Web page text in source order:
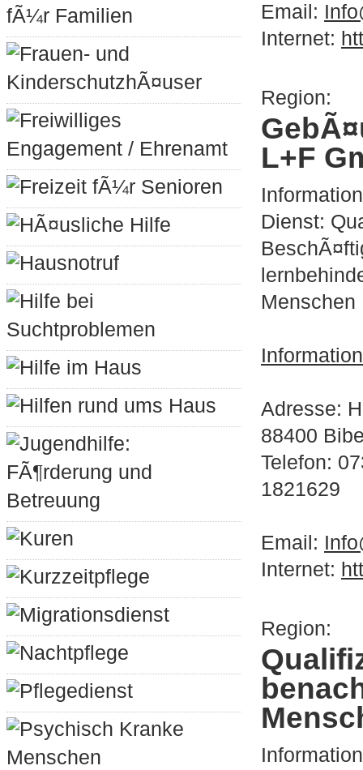
fÃ¼r Familien
Frauen- und
KinderschutzhÃ¤user
Freiwilliges
Engagement / Ehrenamt
Freizeit fÃ¼r Senioren
HÃ¤usliche Hilfe
Hausnotruf
Hilfe bei
Suchtproblemen
Hilfe im Haus
Hilfen rund ums Haus
Jugendhilfe:
FÃ¶rderung und
Betreuung
Kuren
Kurzzeitpflege
Migrationsdienst
Nachtpflege
Pflegedienst
Psychisch Kranke
Menschen
Email:
Internet:
Region:
L+F
Dienst:
Menschen
Adresse:
88400
Telefon:
1821629
Email:
Internet:
Region: